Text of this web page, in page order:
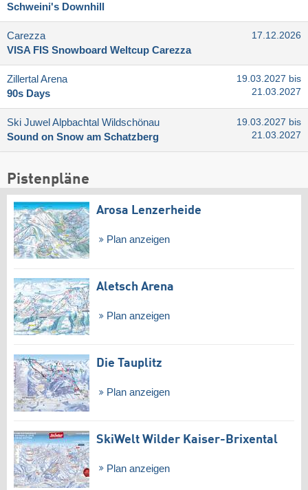
Schweini's Downhill
Carezza
VISA FIS Snowboard Weltcup Carezza
17.12.2026
Zillertal Arena
90s Days
19.03.2027 bis
21.03.2027
Ski Juwel Alpbachtal Wildschönau
Sound on Snow am Schatzberg
19.03.2027 bis
21.03.2027
Pistenpläne
Arosa Lenzerheide
Plan anzeigen
Aletsch Arena
Plan anzeigen
Die Tauplitz
Plan anzeigen
SkiWelt Wilder Kaiser-Brixental
Plan anzeigen